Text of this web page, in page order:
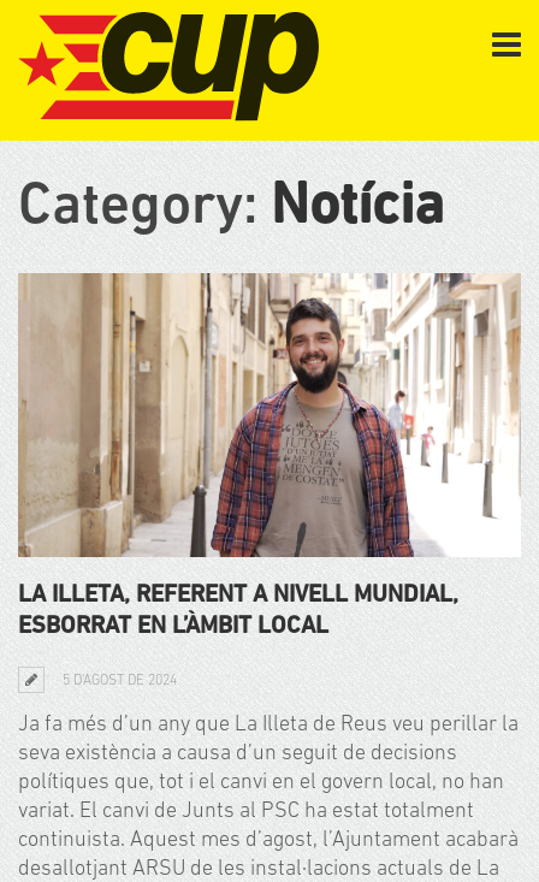
Category: Notícia
LA ILLETA, REFERENT A NIVELL MUNDIAL,
ESBORRAT EN L’ÀMBIT LOCAL
5 D'AGOST DE 2024
Ja fa més d’un any que La Illeta de Reus veu perillar la
seva existència a causa d’un seguit de decisions
polítiques que, tot i el canvi en el govern local, no han
variat. El canvi de Junts al PSC ha estat totalment
continuista. Aquest mes d’agost, l’Ajuntament acabarà
desallotjant ARSU de les instal·lacions actuals de La